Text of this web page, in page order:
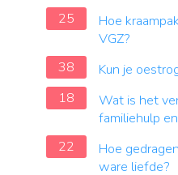
25
Hoe
VGZ?
38
Kun je
18
Wat is het
familiehulp
22
Hoe
ware liefde?